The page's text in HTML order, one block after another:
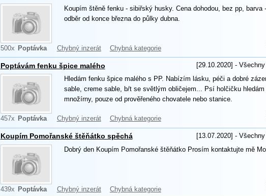
Koupím štěně fenku - sibiřský husky. Cena dohodou, bez pp, barva
odběr od konce března do půlky dubna.
500x Poptávka Chybný inzerát Chybná kategorie
Poptávám fenku špice malého [29.10.2020] -
Hledám fenku špice malého s PP. Nabízím lásku, péči a dobré
sable, creme sable, b/t se světlým obličejem... Psí holčičku
množírny, pouze od prověřeného chovatele nebo stanice.
457x Poptávka Chybný inzerát Chybná kategorie
Koupím Pomořanské štěňátko spěchá [13.07.2020] -
Dobrý den Koupím Pomořanské štěňátko Prosím kontaktujte mě
439x Poptávka Chybný inzerát Chybná kategorie